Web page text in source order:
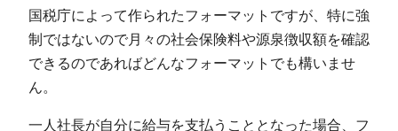
国税庁によって作られたフォーマットですが、特に強
制ではないので月々の社会保険料や源泉徴収額を確認
できるのであればどんなフォーマットでも構いませ
ん。
一人社長が自分に給与を支払うこととなった場合、フ